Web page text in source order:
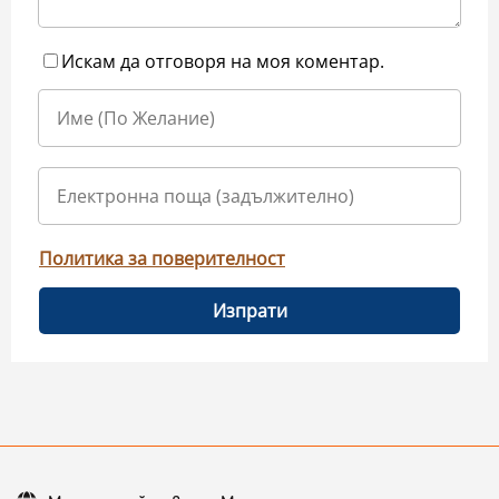
Искам да отговоря на моя коментар.
Политика за поверителност
Изпрати